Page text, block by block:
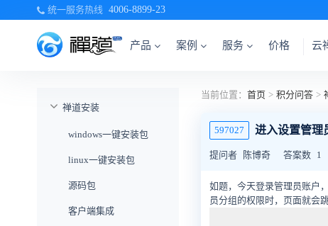
统一服务热线 4006-8899-23
产品 案例 服务 价格 云
禅道安装
windows一键安装包
linux一键安装包
源码包
客户端集成
当前位置： 首页 > 积分问答 >
597027 进入设置管理
提问者 陈博奇 答案数 1
如题，今天登录管理员账户
员分组的权限时，页面就会